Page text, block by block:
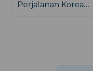
Perjalanan Korea